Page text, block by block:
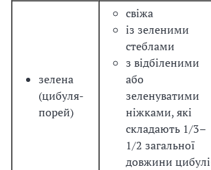
зелена
(цибуля-
порей)
свіжа
із зеленими
стеблами
з відбіленими
або
зеленуватими
ніжками, які
складають 1/3–
1/2 загальної
довжини